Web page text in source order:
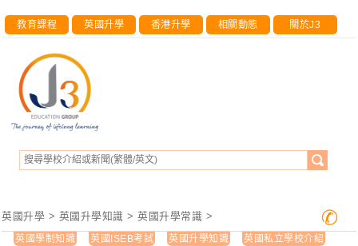
教育課程 英國升學 香港升學 相關動態 關於J3
英國升學 > 英國升學知識 > 英國升學常識 > ✆
英國學制知識 英國ISEB考試 英國升學知識
英國私立學校介紹